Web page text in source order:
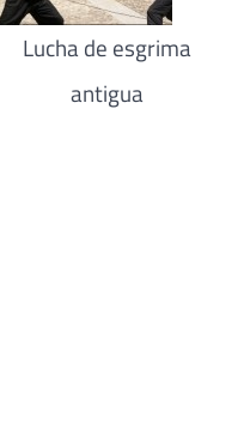
Lucha de esgrima
antigua